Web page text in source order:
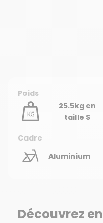
Poids
25.5kg en
taille S
Cadre
Aluminium
Découvrez